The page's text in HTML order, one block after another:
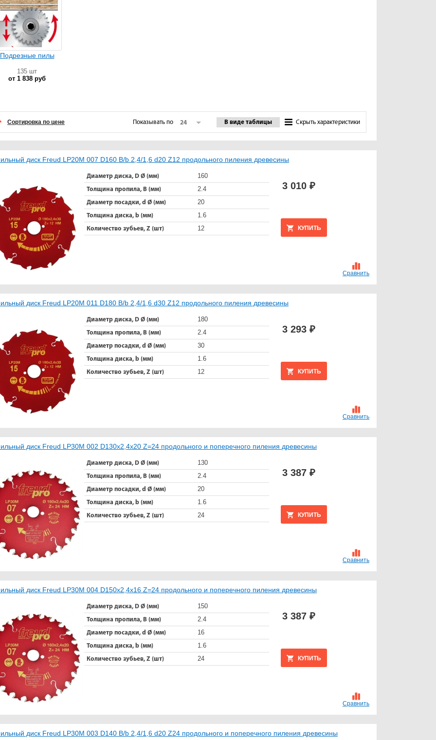
Подрезные пилы
135 шт
от 1 838 руб
Сортировка по цене Скрыть характеристики
В виде таблицы
Показывать по 24
Сравнить
диск Freud LP20M 007 D160 B/b 2,4/1,6 d20 Z12 продольного пиления древесины
Диаметр диска, D Ø (мм) 160
Толщина пропила, B (мм) 2.4
Диаметр посадки, d Ø (мм) 20
Толщина диска, b (мм) 1.6
Количество зубьев, Z (шт) 12 КУПИТЬ
3 010 ₽
Сравнить
диск Freud LP20M 011 D180 B/b 2,4/1,6 d30 Z12 продольного пиления древесины
Диаметр диска, D Ø (мм) 180
Толщина пропила, B (мм) 2.4
Диаметр посадки, d Ø (мм) 30
Толщина диска, b (мм) 1.6
Количество зубьев, Z (шт) 12 КУПИТЬ
3 293 ₽
Сравнить
диск Freud LP30M 002 D130x2,4x20 Z=24 продольного и поперечного пиления древесины
Диаметр диска, D Ø (мм) 130
Толщина пропила, B (мм) 2.4
Диаметр посадки, d Ø (мм) 20
Толщина диска, b (мм) 1.6
Количество зубьев, Z (шт) 24 КУПИТЬ
3 387 ₽
Сравнить
диск Freud LP30M 004 D150x2,4x16 Z=24 продольного и поперечного пиления древесины
Диаметр диска, D Ø (мм) 150
Толщина пропила, B (мм) 2.4
Диаметр посадки, d Ø (мм) 16
Толщина диска, b (мм) 1.6
Количество зубьев, Z (шт) 24 КУПИТЬ
3 387 ₽
диск Freud LP30M 003 D140 B/b 2,4/1,6 d20 Z24 продольного и поперечного пиления древесины